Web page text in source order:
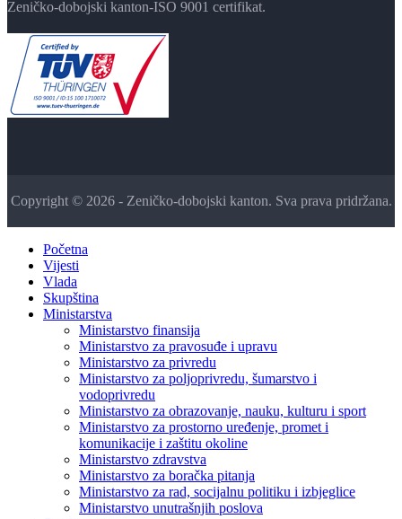
Zeničko-dobojski kanton-ISO 9001 certifikat.
Copyright © 2026 - Zeničko-dobojski kanton. Sva prava pridržana.
Početna
Vijesti
Vlada
Skupština
Ministarstva
Ministarstvo finansija
Ministarstvo za pravosuđe i upravu
Ministarstvo za privredu
Ministarstvo za poljoprivredu, šumarstvo i
vodoprivredu
Ministarstvo za obrazovanje, nauku, kulturu i sport
Ministarstvo za prostorno uređenje, promet i
komunikacije i zaštitu okoline
Ministarstvo zdravstva
Ministarstvo za boračka pitanja
Ministarstvo za rad, socijalnu politiku i izbjeglice
Ministarstvo unutrašnjih poslova